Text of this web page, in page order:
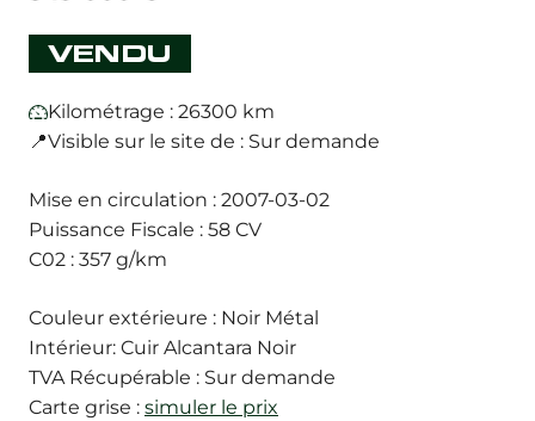
VENDU
Kilométrage : 26300 km
📍Visible sur le site de : Sur demande
Mise en circulation : 2007-03-02
Puissance Fiscale : 58 CV
C02 : 357 g/km
Couleur extérieure : Noir Métal
Intérieur: Cuir Alcantara Noir
TVA Récupérable : Sur demande
Carte grise : simuler le prix